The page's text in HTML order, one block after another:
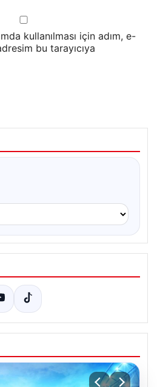
kullanılması için adım, e-
bu tarayıcıya